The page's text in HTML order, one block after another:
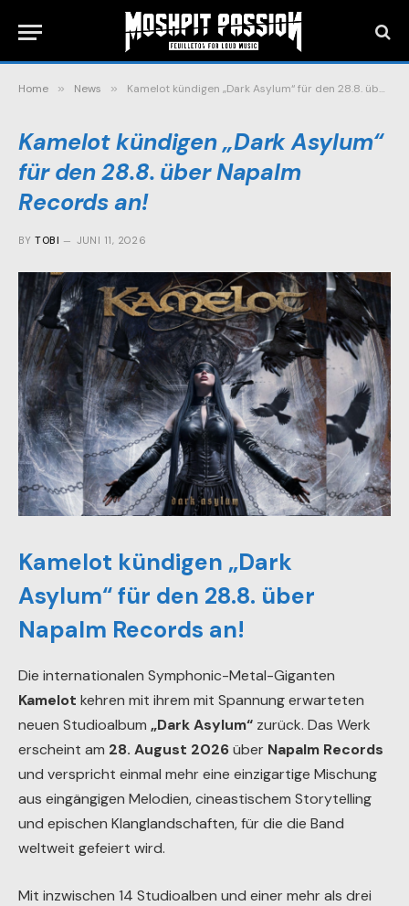
Home » News » Kamelot kündigen „Dark Asylum“ für den 28.8. über Napalm Records an!
Kamelot kündigen „Dark Asylum“
für den 28.8. über Napalm
Records an!
BY TOBI JUNI 11, 2026
Kamelot kündigen „Dark
Asylum“ für den 28.8. über
Napalm Records an!
Die internationalen Symphonic-Metal-Giganten
Kamelot kehren mit ihrem mit Spannung erwarteten
neuen Studioalbum „Dark Asylum“ zurück. Das Werk
erscheint am 28. August 2026über Napalm Records
und verspricht einmal mehr eine einzigartige Mischung
aus eingängigen Melodien, cineastischem Storytelling
und epischen Klanglandschaften, für die die Band
weltweit gefeiert wird.
Mit inzwischen 14 Studioalben und einer mehr als drei